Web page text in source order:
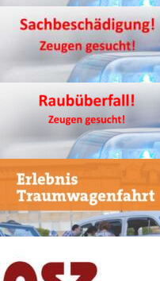
AUTO
FB News
TEURE
GESUCHT!
ZWECK –
MELDEN!
IN DER